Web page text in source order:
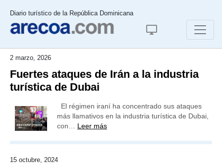
Diario turístico de la República Dominicana
2 marzo, 2026
Fuertes ataques de Irán a la industria
turística de Dubai
El régimen iraní ha concentrado sus ataques
más llamativos en la industria turística de Dubai,
con… Leer más
15 octubre, 2024